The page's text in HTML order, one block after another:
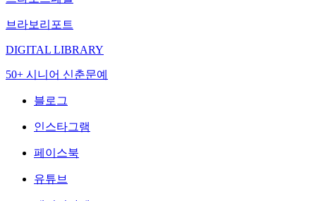
브라보리포트
DIGITAL LIBRARY
50+ 시니어 신춘문예
블로그
인스타그램
페이스북
유튜브